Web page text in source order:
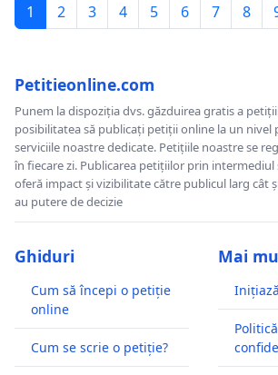
1 2 3 4 5 6 7 8
Petitieonline.com
Punem la dispoziția dvs. găzduirea gratis a
posibilitatea să publicați petiții online la un nivel
serviciile noastre dedicate. Petițiile noastre se
în fiecare zi. Publicarea petițiilor prin
oferă impact și vizibilitate către publicul larg cât
au putere de decizie
Ghiduri
Cum să începi o petiție
online
Cum se scrie o petiție?
Mai